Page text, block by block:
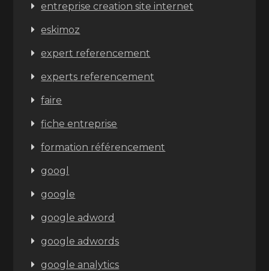
entreprise creation site internet
eskimoz
expert referencement
experts referencement
faire
fiche entreprise
formation référencement
googl
google
google adword
google adwords
google analytics